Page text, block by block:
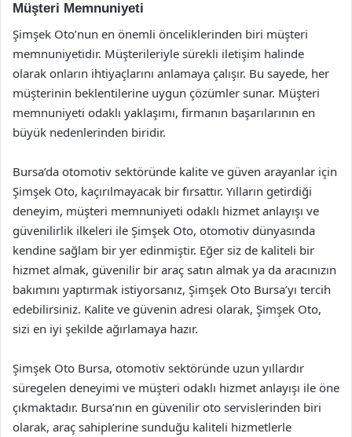
Müşteri Memnuniyeti
Şimşek Oto’nun en önemli önceliklerinden biri müşteri
memnuniyetidir. Müşterileriyle sürekli iletişim halinde
olarak onların ihtiyaçlarını anlamaya çalışır. Bu sayede, her
müşterinin beklentilerine uygun çözümler sunar. Müşteri
memnuniyeti odaklı yaklaşımı, firmanın başarılarının en
büyük nedenlerinden biridir.
Bursa’da otomotiv sektöründe kalite ve güven arayanlar için
Şimşek Oto, kaçırılmayacak bir fırsattır. Yılların getirdiği
deneyim, müşteri memnuniyeti odaklı hizmet anlayışı ve
güvenilirlik ilkeleri ile Şimşek Oto, otomotiv dünyasında
kendine sağlam bir yer edinmiştir. Eğer siz de kaliteli bir
hizmet almak, güvenilir bir araç satın almak ya da aracınızın
bakımını yaptırmak istiyorsanız, Şimşek Oto Bursa’yı tercih
edebilirsiniz. Kalite ve güvenin adresi olarak, Şimşek Oto,
sizi en iyi şekilde ağırlamaya hazır.
Şimşek Oto Bursa, otomotiv sektöründe uzun yıllardır
süregelen deneyimi ve müşteri odaklı hizmet anlayışı ile öne
çıkmaktadır. Bursa’nın en güvenilir oto servislerinden biri
olarak, araç sahiplerine sunduğu kaliteli hizmetlerle